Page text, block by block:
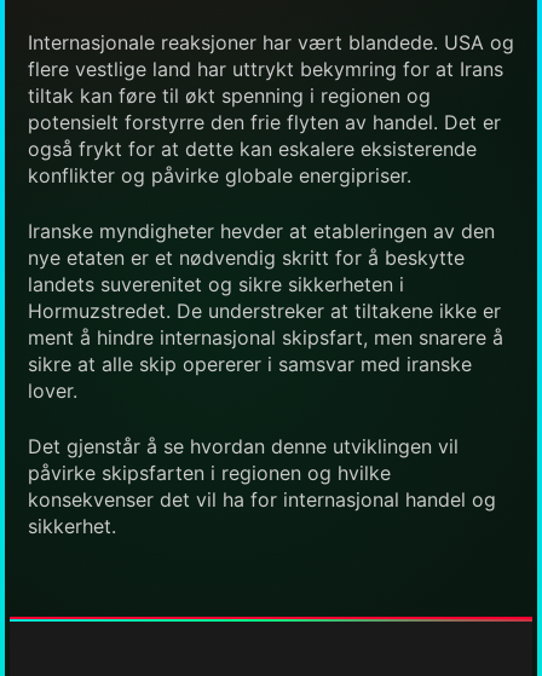
Internasjonale reaksjoner har vært blandede. USA og
flere vestlige land har uttrykt bekymring for at Irans
tiltak kan føre til økt spenning i regionen og
potensielt forstyrre den frie flyten av handel. Det er
også frykt for at dette kan eskalere eksisterende
konflikter og påvirke globale energipriser.
Iranske myndigheter hevder at etableringen av den
nye etaten er et nødvendig skritt for å beskytte
landets suverenitet og sikre sikkerheten i
Hormuzstredet. De understreker at tiltakene ikke er
ment å hindre internasjonal skipsfart, men snarere å
sikre at alle skip opererer i samsvar med iranske
lover.
Det gjenstår å se hvordan denne utviklingen vil
påvirke skipsfarten i regionen og hvilke
konsekvenser det vil ha for internasjonal handel og
sikkerhet.